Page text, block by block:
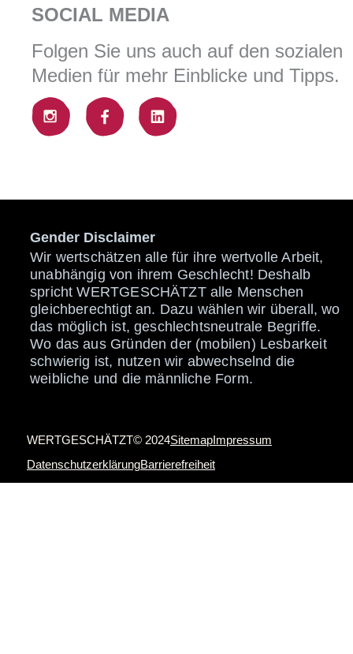
SOCIAL MEDIA
Folgen Sie uns auch auf den sozialen
Medien für mehr Einblicke und Tipps.
Gender Disclaimer
Wir wertschätzen alle für ihre wertvolle Arbeit,
unabhängig von ihrem Geschlecht! Deshalb
spricht WERTGESCHÄTZT alle Menschen
gleichberechtigt an. Dazu wählen wir überall, wo
das möglich ist, geschlechtsneutrale Begriffe.
Wo das aus Gründen der (mobilen) Lesbarkeit
schwierig ist, nutzen wir abwechselnd die
weibliche und die männliche Form.
WERTGESCHÄTZT© 2024SitemapImpressum
DatenschutzerklärungBarrierefreiheit